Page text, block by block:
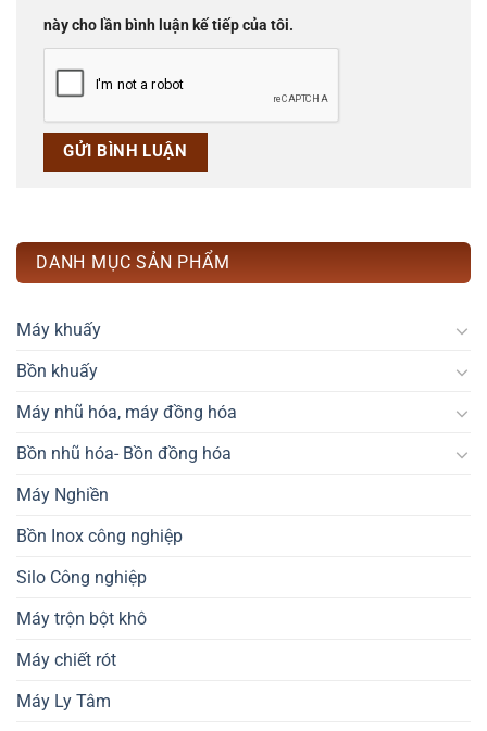
này cho lần bình luận kế tiếp của tôi.
DANH MỤC SẢN PHẨM
Máy khuấy
Bồn khuấy
Máy nhũ hóa, máy đồng hóa
Bồn nhũ hóa- Bồn đồng hóa
Máy Nghiền
Bồn Inox công nghiệp
Silo Công nghiệp
Máy trộn bột khô
Máy chiết rót
Máy Ly Tâm